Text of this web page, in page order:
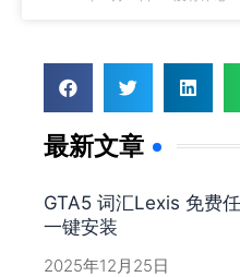
最新文章
GTA5 词汇Lexis 免费
一键安装
2025年12月25日